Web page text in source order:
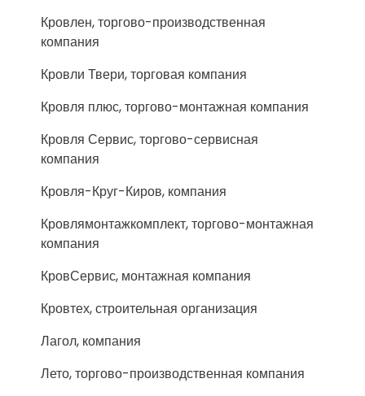
Кровлен, торгово-производственная
компания
Кровли Твери, торговая компания
Кровля плюс, торгово-монтажная компания
Кровля Сервис, торгово-сервисная
компания
Кровля-Круг-Киров, компания
Кровлямонтажкомплект, торгово-монтажная
компания
КровСервис, монтажная компания
Кровтех, строительная организация
Лагол, компания
Лето, торгово-производственная компания